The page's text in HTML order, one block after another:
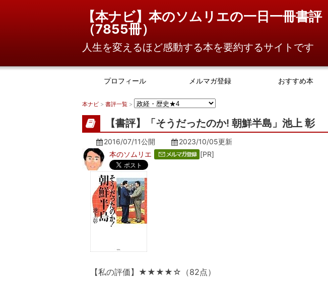
【本ナビ】本のソムリエの一日一冊書評
（7855冊）
人生を変えるほど感動する本を要約するサイトです
プロフィール メルマガ登録 おすすめ本
本ナビ > 書評一覧 >
【書評】「そうだったのか! 朝鮮半島」池上 彰
2016/07/11公開 2023/10/05更新
本のソムリエ
[PR]
【私の評価】★★★★☆（82点）